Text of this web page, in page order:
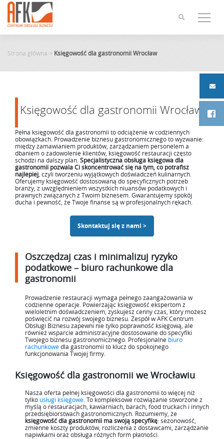
content
Strona główna > Księgowość dla gastronomii Wrocław
Księgowość dla gastronomii Wrocław
Pełna księgowość dla gastronomii to odciążenie w codziennych
obowiązkach. Prowadzenie biznesu gastronomicznego to wyzwanie:
między zamawianiem produktów, zarządzaniem personelem a
dbaniem o zadowolenie klientów, księgowość restauracji często
schodzi na dalszy plan. Specjalistyczna obsługa księgowa dla
gastronomii pozwala Ci skoncentrować się na tym, co potrafisz
najlepiej , czyli tworzeniu wyjątkowych doświadczeń kulinarnych.
Oferujemy księgowość dostosowaną do specyficznych potrzeb
branży, z uwzględnieniem wszystkich niuansów podatkowych i
prawnych związanych z Twoim biznesem. Gwarantujemy spokój
ducha i pewność, że Twoje finanse są w profesjonalnych rękach.
Skontaktuj się z nami >
Oszczędzaj czas i minimalizuj ryzyko
podatkowe – biuro rachunkowe dla
gastronomii
Prowadzenie restauracji wymaga pełnego zaangażowania w
codzienne operacje. Powierzając księgowość ekspertom z
wieloletnim doświadczeniem, zyskujesz cenny czas, który możesz
poświęcić na rozwój swojego biznesu. Zespół w AFK Centrum
Obsługi Biznesu zapewni nie tylko poprawność księgową, ale
również wsparcie administracyjne dostosowane do specyfiki
Twojego biznesu gastronomicznego. Profesjonalne biuro
rachunkowedla gastronomii to klucz do spokojnego
funkcjonowania Twojej firmy.
Księgowość dla gastronomii we Wrocławiu
Nasza oferta pełnej księgowości dla gastronomii to więcej niż
tylko usługi księgowe . To kompleksowe rozwiązanie stworzone z
myślą o restauracjach, kawiarniach, barach, food truckach i innych
przedsiębiorstwach gastronomicznych. Rozumiemy, że
księgowość dla gastronomii ma swoją specyfikę: sezonowość,
zmienne koszty produktów, rozliczenia z dostawcami, zarządzanie
napiwkami oraz obsługa różnych form płatności.